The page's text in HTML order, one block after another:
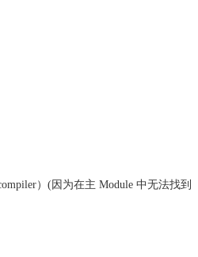
）(因为在主 Module 中无法找到